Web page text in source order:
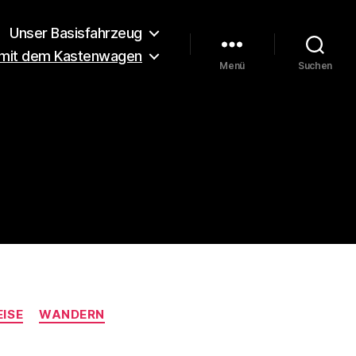
Unser Basisfahrzeug
dem Kastenwagen
Menü Suchen
WANDERN